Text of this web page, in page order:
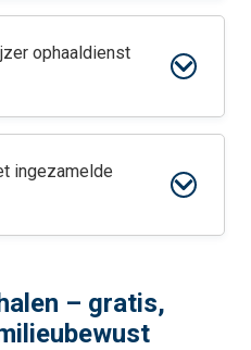
ophaaldienst
ingezamelde
– gratis,